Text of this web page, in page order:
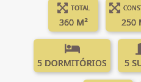
TOTAL
360 M² 250
5 DORMITÓRIOS 5